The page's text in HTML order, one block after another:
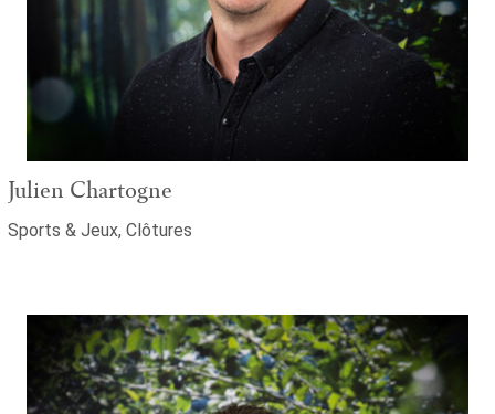
Julien Chartogne
Sports & Jeux, Clôtures